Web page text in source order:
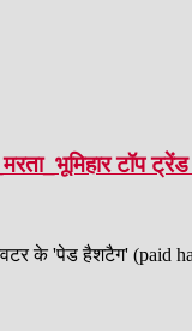
टॉप
के 'पेड हैशटैग' (paid